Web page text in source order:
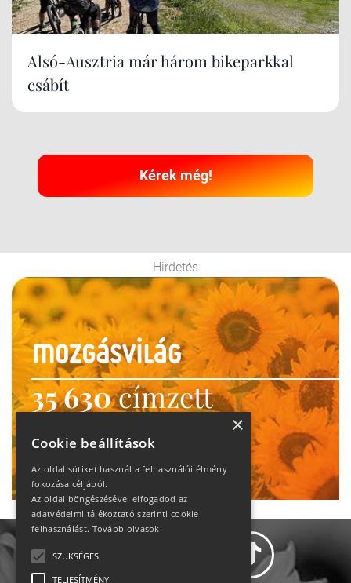
Alsó-Ausztria már három bikeparkkal
csábít
Kérek még!
Hirdetés
35 630címzett
heti motiváció
Ne maradj le!
×
Cookie beállítások
Az oldal sütiket használ a felhasználói élmény
fokozása céljából.
Az oldal böngészésével elfogadod az
adatvédelmi tájékoztató szerinti cookie
felhasználást. Tovább olvasok
SZÜKSÉGES
TELJESÍTMÉNY